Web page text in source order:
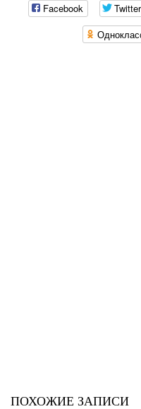
Facebook Twitter
ПОХОЖИЕ ЗАПИСИ